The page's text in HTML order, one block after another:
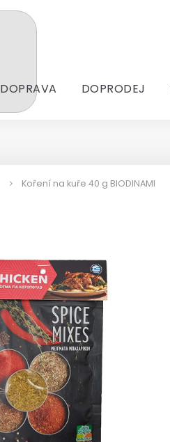
DOPRAVA DOPRODEJ
Koření na kuře 40 g BIODINAMI